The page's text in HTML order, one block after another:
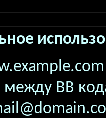
между BB